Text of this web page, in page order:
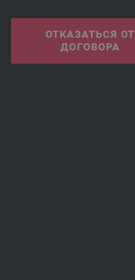
ОТКАЗАТЬСЯ ОТ
ДОГОВОРА